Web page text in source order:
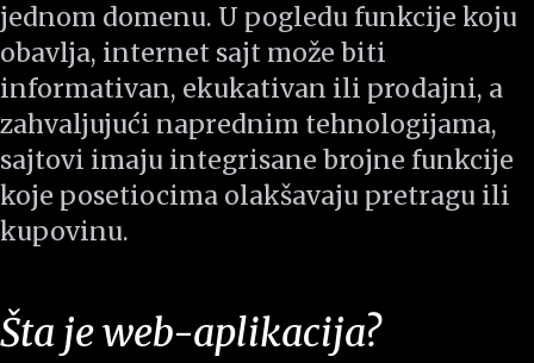
jednom domenu. U pogledu funkcije koju
obavlja, internet sajt može biti
informativan, ekukativan ili prodajni, a
zahvaljujući naprednim tehnologijama,
sajtovi imaju integrisane brojne funkcije
koje posetiocima olakšavaju pretragu ili
kupovinu.
Šta je web-aplikacija?